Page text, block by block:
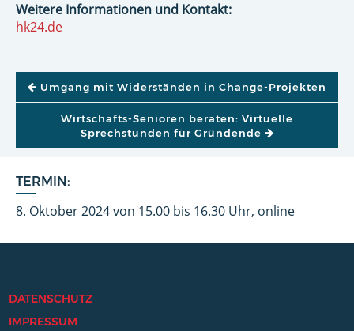
TERMIN:
8. Oktober 2024 von 15.00 bis 16.30 Uhr, online
Weitere Informationen und Kontakt:
hk24.de
BEITRAGSNAVIGATION
Umgang mit Widerständen in Change-Projekten
Wirtschafts-Senioren beraten: Virtuelle
Sprechstunden für Gründende
DATENSCHUTZ
IMPRESSUM